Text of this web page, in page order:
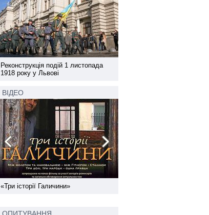
Реконструкція подій 1 листопада
1918 року у Львові
ВІДЕО
«Три історії Галичини»